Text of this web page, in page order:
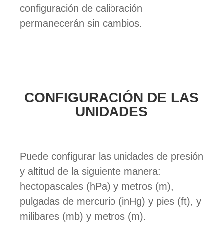
configuración de calibración
permanecerán sin cambios.
CONFIGURACIÓN DE LAS
UNIDADES
Puede configurar las unidades de presión
y altitud de la siguiente manera:
hectopascales (hPa) y metros (m),
pulgadas de mercurio (inHg) y pies (ft), y
milibares (mb) y metros (m).